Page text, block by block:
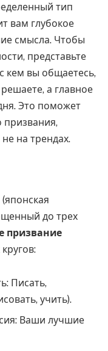
тип
вам глубокое
смысла. Чтобы
представьте
кем вы общаетесь,
а главное
Это поможет
призвания,
на трендах.
до трех
призвание
Писать,
учить).
Ваши лучшие